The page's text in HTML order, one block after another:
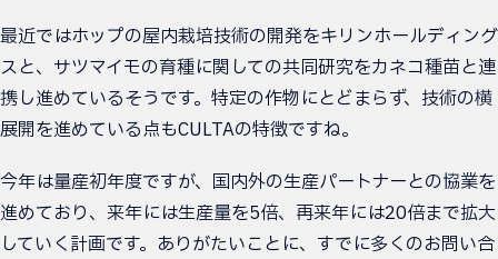
最近ではホップの屋内栽培技術の開発をキリンホールディング
スと、サツマイモの育種に関しての共同研究をカネコ種苗と連
携し進めているそうです。特定の作物にとどまらず、技術の横
展開を進めている点もCULTAの特徴ですね。
今年は量産初年度ですが、国内外の生産パートナーとの協業を
進めており、来年には生産量を5倍、再来年には20倍まで拡大
していく計画です。ありがたいことに、すでに多くのお問い合